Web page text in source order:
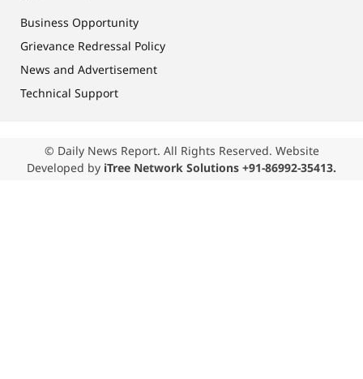
Business Opportunity
Grievance Redressal Policy
News and Advertisement
Technical Support
© Daily News Report. All Rights Reserved. Website
Developed by iTree Network Solutions +91-86992-35413.